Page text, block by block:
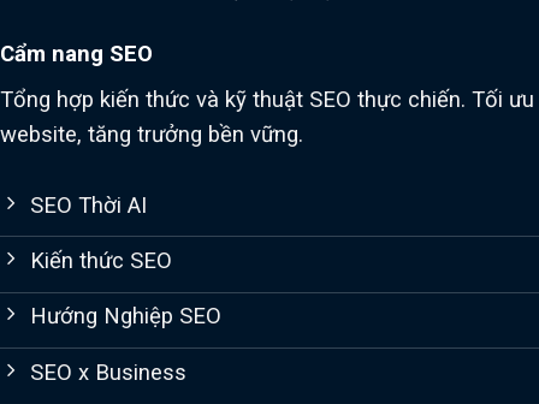
Cẩm nang SEO
Tổng hợp kiến thức và kỹ thuật SEO thực chiến. Tối ưu
website, tăng trưởng bền vững.
SEO Thời AI
Kiến thức SEO
Hướng Nghiệp SEO
SEO x Business